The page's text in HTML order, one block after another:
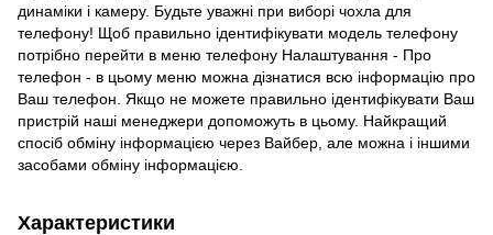
динаміки і камеру. Будьте уважні при виборі чохла для
телефону! Щоб правильно ідентифікувати модель телефону
потрібно перейти в меню телефону Налаштування - Про
телефон - в цьому меню можна дізнатися всю інформацію про
Ваш телефон. Якщо не можете правильно ідентифікувати Ваш
пристрій наші менеджери допоможуть в цьому. Найкращий
спосіб обміну інформацією через Вайбер, але можна і іншими
засобами обміну інформацією.
Характеристики